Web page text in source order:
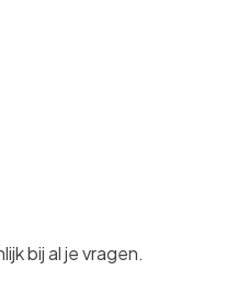
bij al je vragen.